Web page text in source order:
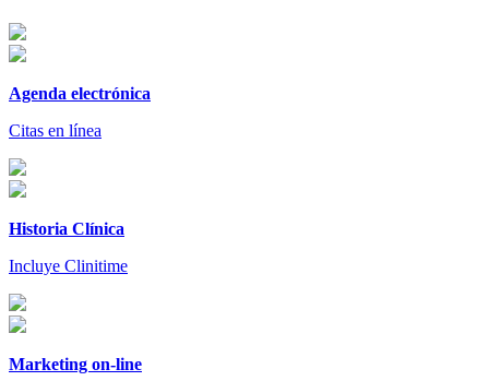
Agenda electrónica
Citas en línea
Historia Clínica
Incluye Clinitime
Marketing on-line